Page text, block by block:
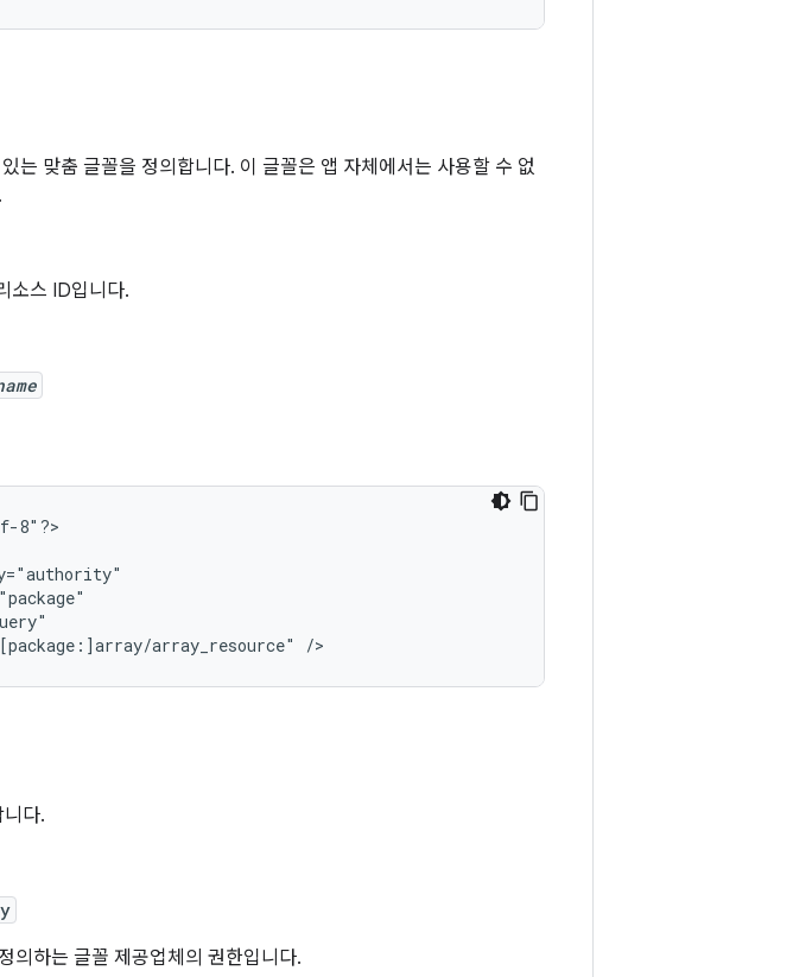
는 맞춤 글꼴을 정의합니다. 이 글꼴은 앱 자체에서는 사용할 수 없
소스 ID입니다.
8"?>
array_resource"
/>
다.
의하는 글꼴 제공업체의 권한입니다.